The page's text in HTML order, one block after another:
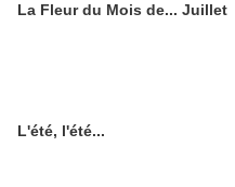
La Fleur du Mois de... Juillet
L'été, l'été...